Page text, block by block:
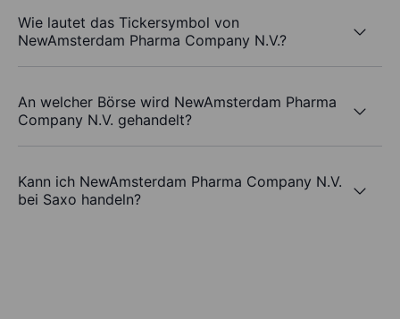
Wie lautet das Tickersymbol von
NewAmsterdam Pharma Company N.V.?
An welcher Börse wird NewAmsterdam Pharma
Company N.V. gehandelt?
Kann ich NewAmsterdam Pharma Company N.V.
bei Saxo handeln?